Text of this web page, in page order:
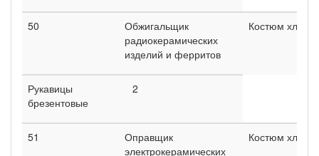
50
Обжигальщик
радиокерамических
изделий и ферритов
Костюм
Рукавицы
брезентовые
2
51
Оправщик
электрокерамических
Костюм